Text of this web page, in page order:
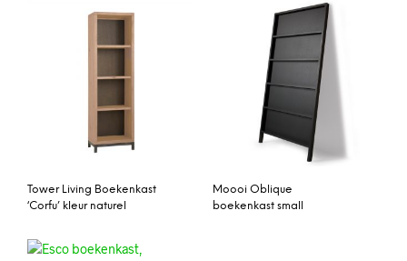
Tower Living Boekenkast
‘Corfu’ kleur naturel
Moooi Oblique
boekenkast small